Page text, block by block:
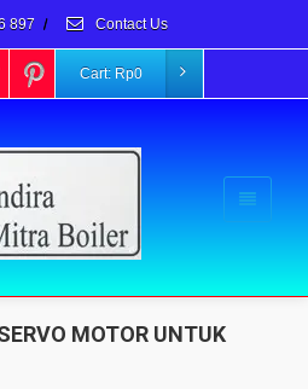
897 / Contact Us
Cart: Rp0
MOTOR UNTUK